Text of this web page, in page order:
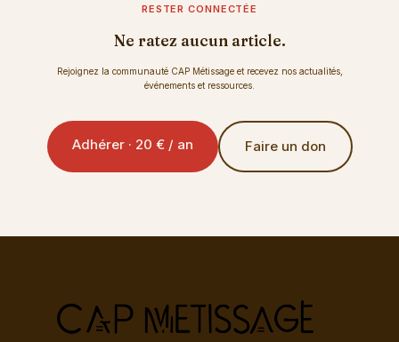
RESTER CONNECTÉE
Ne ratez aucun article.
Rejoignez la communauté CAP Métissage et recevez nos actualités,
événements et ressources.
Adhérer · 20 € / an Faire un don